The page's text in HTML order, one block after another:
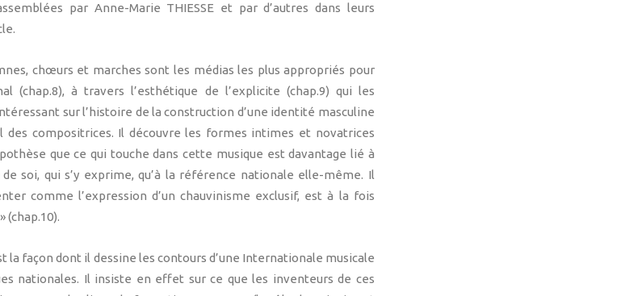
par Anne-Marie THIESSE et par d’autres dans leurs
chœurs et marches sont les médias les plus appropriés pour
à travers l’esthétique de l’explicite (chap.9) qui les
sur l’histoire de la construction d’une identité masculine
des compositrices. Il découvre les formes intimes et novatrices
que ce qui touche dans cette musique est davantage lié à
soi, qui s’y exprime, qu’à la référence nationale elle-même. Il
comme l’expression d’un chauvinisme exclusif, est à la fois
(chap.10).
la façon dont il dessine les contours d’une Internationale musicale
nationales. Il insiste en effet sur ce que les inventeurs de ces